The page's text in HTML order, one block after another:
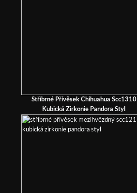
Stříbrné Přívěsek Chihuahua Scc1310
Kubická Zirkonie Pandora Styl